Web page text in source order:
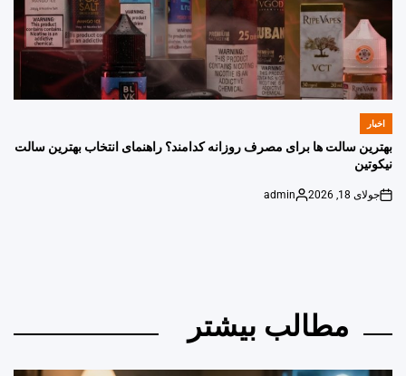
POSTED
اخبار
بهترین سالت ها برای مصرف روزانه کدامند؟ راهنمای انتخاب بهترین سالت
نیکوتین
on
جولای 18, 2026
Posted
admin
مطالب بیشتر